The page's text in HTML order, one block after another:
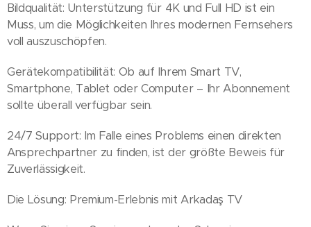
Bildqualität: Unterstützung für 4K und Full HD ist ein
Muss, um die Möglichkeiten Ihres modernen Fernsehers
voll auszuschöpfen.
Gerätekompatibilität: Ob auf Ihrem Smart TV,
Smartphone, Tablet oder Computer – Ihr Abonnement
sollte überall verfügbar sein.
24/7 Support: Im Falle eines Problems einen direkten
Ansprechpartner zu finden, ist der größte Beweis für
Zuverlässigkeit.
Die Lösung: Premium-Erlebnis mit Arkadaş TV